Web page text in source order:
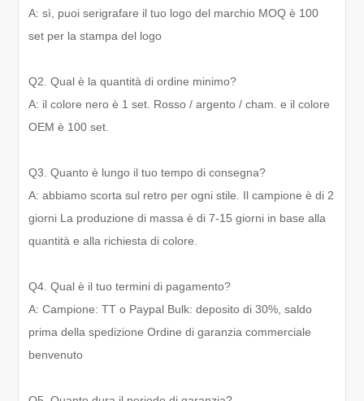
A: sì, puoi serigrafare il tuo logo del marchio MOQ è 100
set per la stampa del logo
Q2. Qual è la quantità di ordine minimo?
A: il colore nero è 1 set. Rosso / argento / cham. e il colore
OEM è 100 set.
Q3. Quanto è lungo il tuo tempo di consegna?
A: abbiamo scorta sul retro per ogni stile. Il campione è di 2
giorni La produzione di massa è di 7-15 giorni in base alla
quantità e alla richiesta di colore.
Q4. Qual è il tuo termini di pagamento?
A: Campione: TT o Paypal Bulk: deposito di 30%, saldo
prima della spedizione Ordine di garanzia commerciale
benvenuto